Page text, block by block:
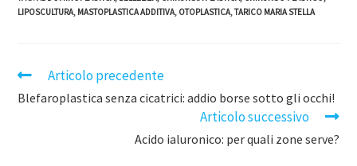
LIPOSCULTURA, MASTOPLASTICA ADDITIVA, OTOPLASTICA,TARICO MARIA STELLA
Articolo precedente
Blefaroplastica senza cicatrici: addio borse sotto gli occhi!
Articolo successivo
Acido ialuronico: per quali zone serve?